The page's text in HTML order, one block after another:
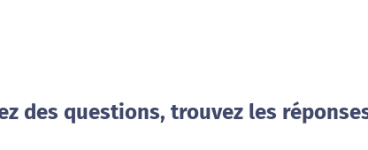
des questions, trouvez les